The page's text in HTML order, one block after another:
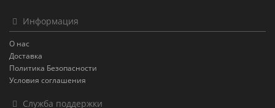
Информация
О нас
Доставка
Политика Безопасности
Условия соглашения
Служба поддержки